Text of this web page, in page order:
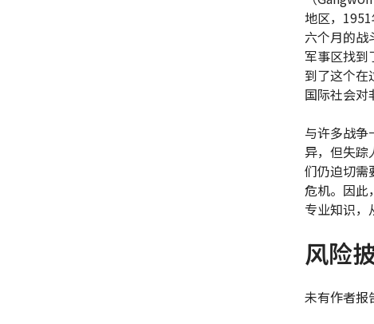
地区，
六个月的战
军事区找到
到了这个在
国际社会对
与许多战争
异，但失踪
们仍迫切需
危机。因此
专业知识，
风险
未有作者报